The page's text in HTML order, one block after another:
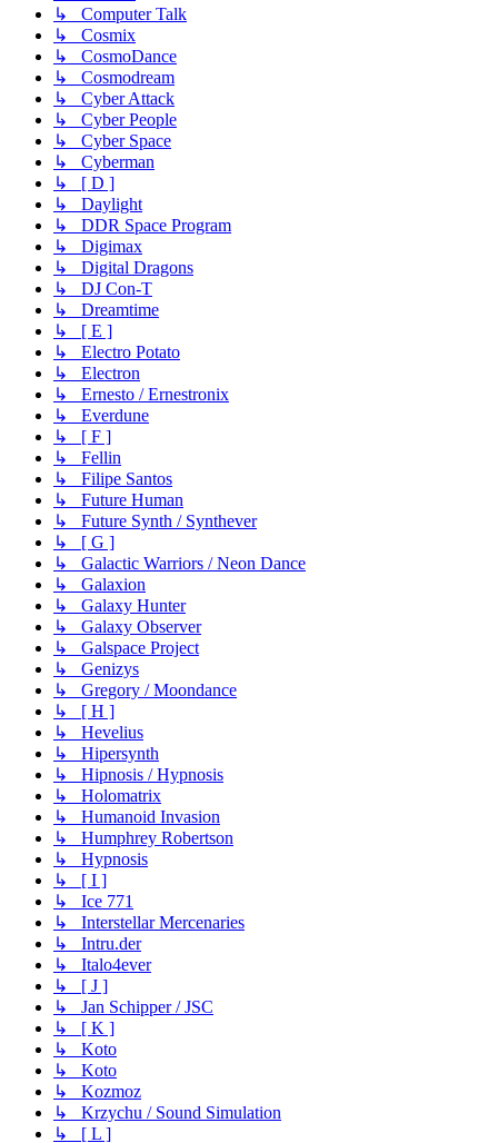
↳ Computer Talk
↳ Cosmix
↳ CosmoDance
↳ Cosmodream
↳ Cyber Attack
↳ Cyber People
↳ Cyber Space
↳ Cyberman
↳ [ D ]
↳ Daylight
↳ DDR Space Program
↳ Digimax
↳ Digital Dragons
↳ DJ Con-T
↳ Dreamtime
↳ [ E ]
↳ Electro Potato
↳ Electron
↳ Ernesto / Ernestronix
↳ Everdune
↳ [ F ]
↳ Fellin
↳ Filipe Santos
↳ Future Human
↳ Future Synth / Synthever
↳ [ G ]
↳ Galactic Warriors / Neon Dance
↳ Galaxion
↳ Galaxy Hunter
↳ Galaxy Observer
↳ Galspace Project
↳ Genizys
↳ Gregory / Moondance
↳ [ H ]
↳ Hevelius
↳ Hipersynth
↳ Hipnosis / Hypnosis
↳ Holomatrix
↳ Humanoid Invasion
↳ Humphrey Robertson
↳ Hypnosis
↳ [ I ]
↳ Ice 771
↳ Interstellar Mercenaries
↳ Intru.der
↳ Italo4ever
↳ [ J ]
↳ Jan Schipper / JSC
↳ [ K ]
↳ Koto
↳ Koto
↳ Kozmoz
↳ Krzychu / Sound Simulation
↳ [ L ]